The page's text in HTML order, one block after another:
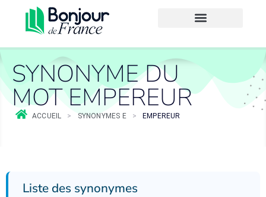
SYNONYME DU
MOT EMPEREUR
ACCUEIL > SYNONYMES E > EMPEREUR
Liste des synonymes